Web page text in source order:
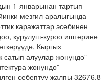
1-январынан тартып
мезгил аралыгында
каражаттар эсебинен
курулуш-куроо иштерине
Кыргыз
сатып алуулар жөнундө”
жөнундө”
себептүү жалпы 32676,8